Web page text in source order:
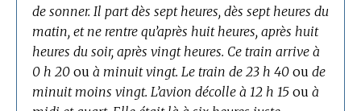
de sonner. Il part dès sept heures, dès sept heures du
matin, et ne rentre qu’après huit heures, après huit
heures du soir, après vingt heures. Ce train arrive à
0 h 20ou à minuit vingt. Le train de 23 h 40ou de
minuit moins vingt. L’avion décolle à 12 h 15ou à